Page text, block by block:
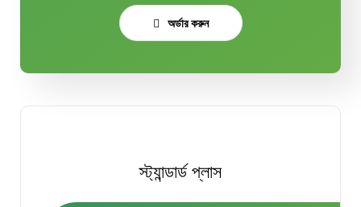
অর্ডার করুন
স্ট্যান্ডার্ড প্লাস